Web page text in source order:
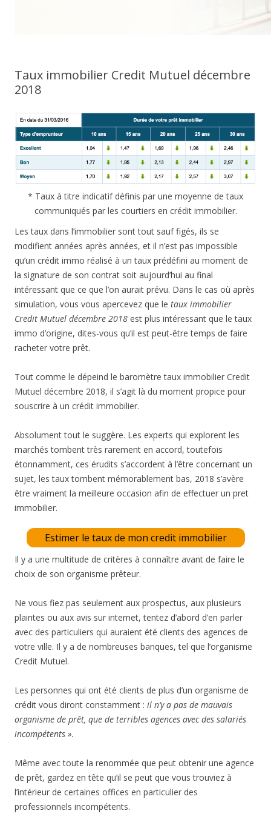
Taux immobilier Credit Mutuel décembre
2018
* Taux à titre indicatif définis par une moyenne de taux
communiqués par les courtiers en crédit immobilier.
Les taux dans l’immobilier sont tout sauf figés, ils se
modifient années après années, et il n’est pas impossible
qu’un crédit immo réalisé à un taux prédéfini au moment de
la signature de son contrat soit aujourd’hui au final
intéressant que ce que l’on aurait prévu. Dans le cas où après
simulation, vous vous apercevez que le taux immobilier
Credit Mutuel décembre 2018 est plus intéressant que le taux
immo d’origine, dites-vous qu’il est peut-être temps de faire
racheter votre prêt.
Tout comme le dépeind le baromètre taux immobilier Credit
Mutuel décembre 2018, il s’agit là du moment propice pour
souscrire à un crédit immobilier.
Absolument tout le suggère. Les experts qui explorent les
marchés tombent très rarement en accord, toutefois
étonnamment, ces érudits s’accordent à l’être concernant un
sujet, les taux tombent mémorablement bas, 2018 s’avère
être vraiment la meilleure occasion afin de effectuer un pret
immobilier.
Estimer le taux de mon credit immobilier
Il y a une multitude de critères à connaître avant de faire le
choix de son organisme prêteur.
Ne vous fiez pas seulement aux prospectus, aux plusieurs
plaintes ou aux avis sur internet, tentez d’abord d’en parler
avec des particuliers qui auraient été clients des agences de
votre ville. Il y a de nombreuses banques, tel que l’organisme
Credit Mutuel.
Les personnes qui ont été clients de plus d’un organisme de
crédit vous diront constamment : il n’y a pas de mauvais
organisme de prêt, que de terribles agences avec des salariés
incompétents ».
Même avec toute la renommée que peut obtenir une agence
de prêt, gardez en tête qu’il se peut que vous trouviez à
l’intérieur de certaines offices en particulier des
professionnels incompétents.